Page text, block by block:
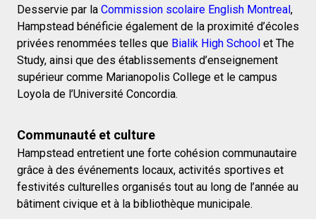
Desservie par la Commission scolaire English Montreal ,
Hampstead bénéficie également de la proximité d’écoles
privées renommées telles que Bialik High School et The
Study, ainsi que des établissements d’enseignement
supérieur comme Marianopolis College et le campus
Loyola de l’Université Concordia.
Communauté et culture
Hampstead entretient une forte cohésion communautaire
grâce à des événements locaux, activités sportives et
festivités culturelles organisés tout au long de l’année au
bâtiment civique et à la bibliothèque municipale.